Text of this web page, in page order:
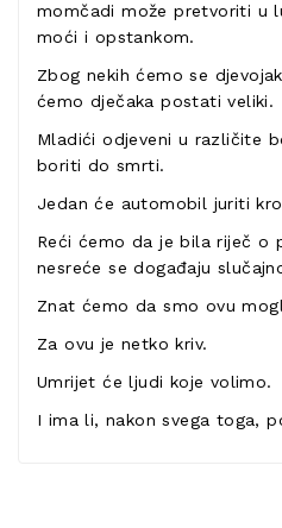
momčadi može pretvoriti u
moći i opstankom.
Zbog nekih ćemo se
ćemo dječaka postati veliki.
Mladići odjeveni u različite
boriti do smrti.
Jedan će automobil juriti
Reći ćemo da je bila riječ o
nesreće se događaju
Znat ćemo da smo ovu
Za ovu je netko kriv.
Umrijet će ljudi koje volimo.
I ima li, nakon svega toga,